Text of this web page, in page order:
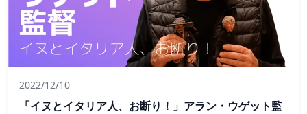
2022/12/10
「イヌとイタリア人、お断り！」アラン・ウゲット監